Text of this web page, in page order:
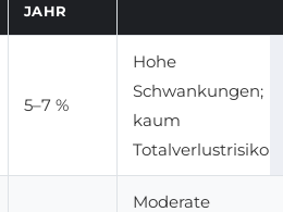
JAHR
5–7 %
Hohe
Schwankungen;
kaum
Totalverlustrisiko
Moderate